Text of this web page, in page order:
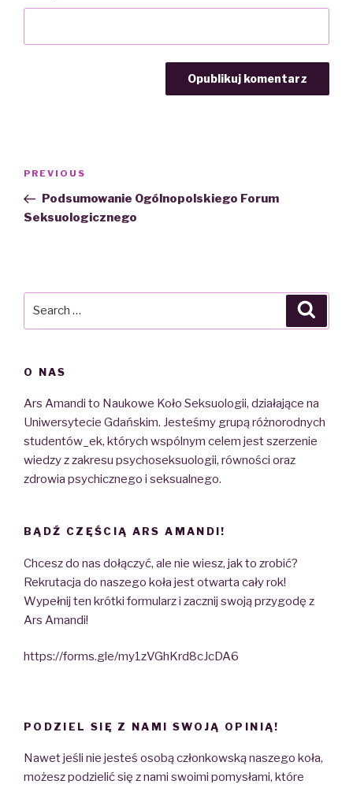
Nawigacja
Previous
Post
PREVIOUS
Podsumowanie Ogólnopolskiego Forum
Seksuologicznego
O NAS
Ars Amandi to Naukowe Koło Seksuologii, działające na
Uniwersytecie Gdańskim. Jesteśmy grupą różnorodnych
studentów_ek, których wspólnym celem jest szerzenie
wiedzy z zakresu psychoseksuologii, równości oraz
zdrowia psychicznego i seksualnego.
BĄDŹ CZĘŚCIĄ ARS AMANDI!
Chcesz do nas dołączyć, ale nie wiesz, jak to zrobić?
Rekrutacja do naszego koła jest otwarta cały rok!
Wypełnij ten krótki formularz i zacznij swoją przygodę z
Ars Amandi!
https://forms.gle/my1zVGhKrd8cJcDA6
PODZIEL SIĘ Z NAMI SWOJĄ OPINIĄ!
Nawet jeśli nie jesteś osobą członkowską naszego koła,
możesz podzielić się z nami swoimi pomysłami, które